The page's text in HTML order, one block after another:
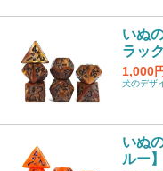
いぬ
ラッ
1,000
犬のデザ
いぬ
ルー